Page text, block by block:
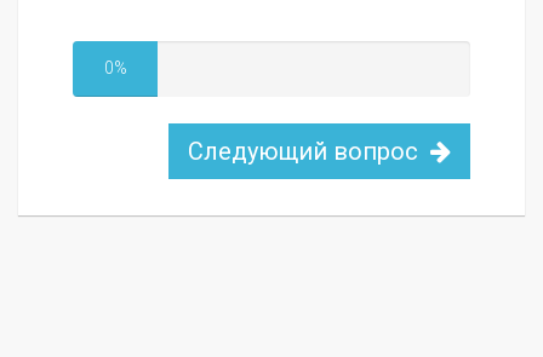
0%
Следующий вопрос